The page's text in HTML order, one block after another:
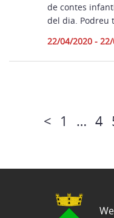
de contes
del dia. Podreu
22/04/2020 -
< 1 … 4